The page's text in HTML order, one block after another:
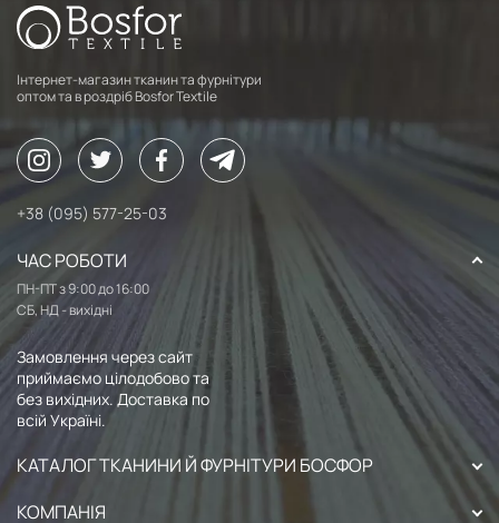
Інтернет-магазин тканин та фурнітури
оптом та в роздріб Bosfor Textile
+38 (095) 577-25-03
ЧАС РОБОТИ
ПН-ПТ з 9:00 до 16:00
СБ, НД - вихідні
Замовлення через сайт
приймаємо цілодобово та
без вихідних. Доставка по
всій Україні.
КАТАЛОГ ТКАНИНИ Й ФУРНІТУРИ БОСФОР
КОМПАНІЯ